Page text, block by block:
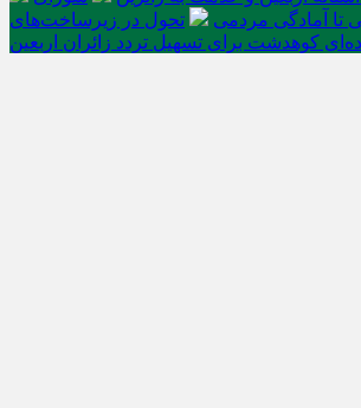
تا آمادگی مردمی
تحول در زیرساخت‌های
کوهدشت برای تسهیل تردد زائران اربعین